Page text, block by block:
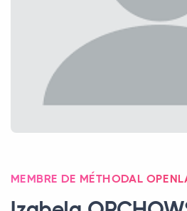
MEMBRE DE MÉTHODAL